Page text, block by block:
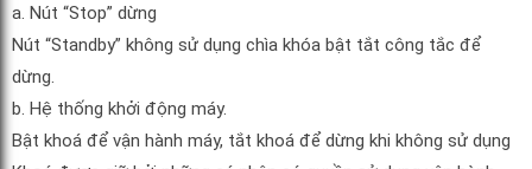
a. Nút “Stop” dừng
Nút “Standby” không sử dụng chìa khóa bật tắt công tắc để
dừng.
b. Hệ thống khởi động máy.
Bật khoá để vận hành máy, tắt khoá để dừng khi không sử dụng